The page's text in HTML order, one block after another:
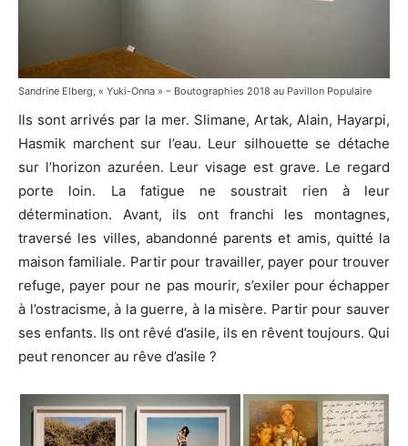
Sandrine Elberg, « Yuki-Onna » – Boutographies 2018 au Pavillon Populaire
Ils sont arrivés par la mer. Slimane, Artak, Alain, Hayarpi,
Hasmik marchent sur l’eau. Leur silhouette se détache
sur l’horizon azuréen. Leur visage est grave. Le regard
porte loin. La fatigue ne soustrait rien à leur
détermination. Avant, ils ont franchi les montagnes,
traversé les villes, abandonné parents et amis, quitté la
maison familiale. Partir pour travailler, payer pour trouver
refuge, payer pour ne pas mourir, s’exiler pour échapper
à l’ostracisme, à la guerre, à la misère. Partir pour sauver
ses enfants. Ils ont rêvé d’asile, ils en rêvent toujours. Qui
peut renoncer au rêve d’asile ?